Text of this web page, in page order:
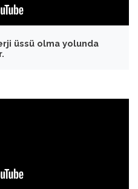
üssü olma yolunda